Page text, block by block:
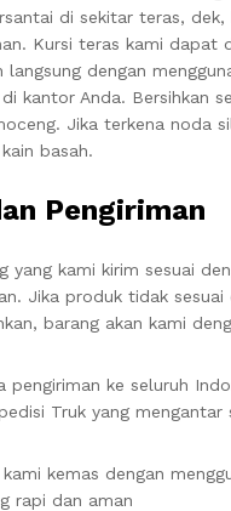
di sekitar teras, dek,
Kursi teras kami dapat
langsung dengan
kantor Anda. Bersihkan
Jika terkena noda
basah.
Pengiriman
yang kami kirim sesuai
Jika produk tidak sesuai
barang akan kami
pengiriman ke seluruh
Truk yang mengantar
kemas dengan
rapi dan aman